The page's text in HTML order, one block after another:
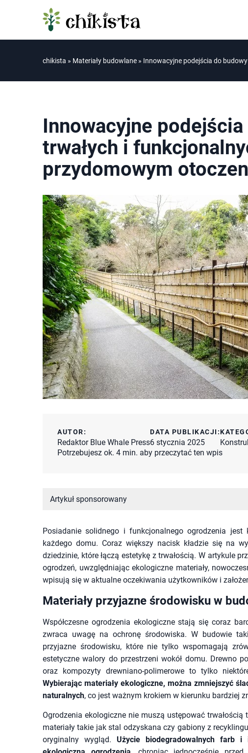
chikista » Materiały budowlane » Innowacyjne podejścia do
Innowacyjne
trwałych i
przydomowym
AUTOR:
Redaktor Blue Whale Press
DATA PUBLIKACJI:
6 stycznia 2025
Potrzebujesz ok. 4 min. aby przeczytać ten wpis
Artykuł sponsorowany
Posiadanie solidnego i funkcjonalnego ogrodzenia
każdego domu. Coraz większy nacisk kładzie się na
dziedzinie, które łączą estetykę z trwałością. W artykule
ogrodzeń, uwzględniając ekologiczne materiały,
wpisują się w aktualne oczekiwania użytkowników i
Materiały przyjazne środowisku w
Współczesne ogrodzenia ekologiczne stają się coraz
zwraca uwagę na ochronę środowiska. W budowie
przyjazne środowisku, które nie tylko wspomagają
estetyczne walory do przestrzeni wokół domu. Drewno
oraz kompozyty drewniano-polimerowe to tylko
Wybierając materiały ekologiczne, można zmniejszyć
naturalnych, co jest ważnym krokiem w kierunku bardziej
Ogrodzenia ekologiczne nie muszą ustępować
materiały takie jak stal odzyskana czy gabiony z
oryginalny wygląd. Użycie biodegradowalnych farb i